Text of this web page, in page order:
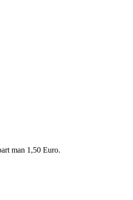
man 1,50 Euro.